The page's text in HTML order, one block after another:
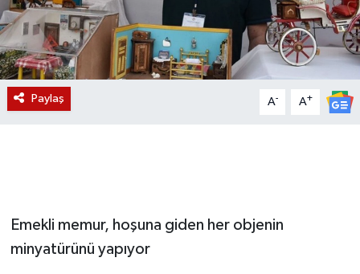
Paylaş A- A+
Emekli memur, hoşuna giden her objenin
minyatürünü yapıyor